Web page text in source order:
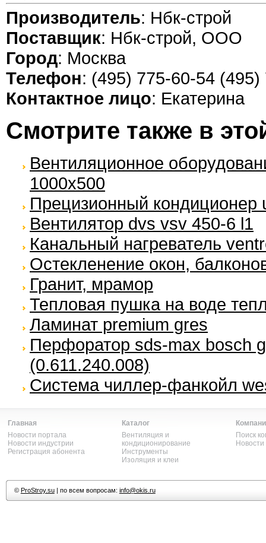
Производитель: Нбк-строй
Поставщик: Нбк-строй, ООО
Город: Москва
Телефон: (495) 775-60-54 (495)
Контактное лицо: Екатерина
Смотрите также в
Вентиляционное
1000х500
Прецизионный кондиционер
Вентилятор dvs vsv 450-6 l1
Канальный нагреватель
Остекленение окон,
Гранит, мрамор
Тепловая пушка на воде
Ламинат premium gres
Перфоратор sds-max bosch
(0.611.240.008)
Система чиллер-фанкойл
Главная
Новости портала
Новости индустрии
Регистрация абонента
Каталог
Вентиляция и
кондиционирование
Инструменты
Изоляция и клеи
Поиск
© ProStroy.su| по всем вопросам: info@okis.ru